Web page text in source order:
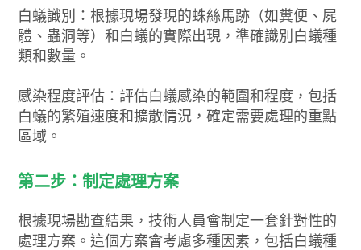
白蟻識別：根據現場發現的蛛絲馬跡（如糞便、屍
體、蟲洞等）和白蟻的實際出現，準確識別白蟻種
類和數量。
感染程度評估：評估白蟻感染的範圍和程度，包括
白蟻的繁殖速度和擴散情況，確定需要處理的重點
區域。
第二步：制定處理方案
根據現場勘查結果，技術人員會制定一套針對性的
處理方案。這個方案會考慮多種因素，包括白蟻種